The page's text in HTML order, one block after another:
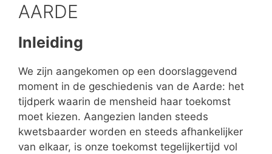
AARDE
Inleiding
We zijn aangekomen op een doorslaggevend
moment in de geschiedenis van de Aarde: het
tijdperk waarin de mensheid haar toekomst
moet kiezen. Aangezien landen steeds
kwetsbaarder worden en steeds afhankelijker
van elkaar, is onze toekomst tegelijkertijd vol